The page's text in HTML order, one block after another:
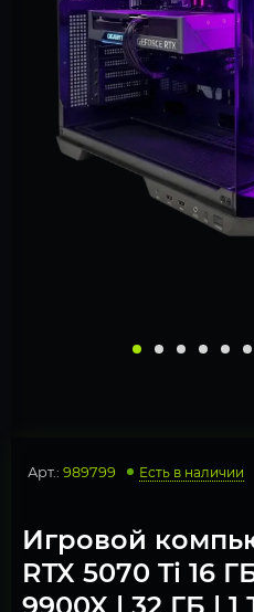
Арт.: 989799 Есть в наличии
Игровой
RTX 5070 Ti 16